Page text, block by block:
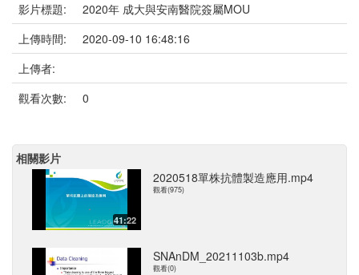
影片標題:
2020年 成大與安南醫院簽屬MOU
上傳時間:
2020-09-10 16:48:16
上傳者:
觀看次數:
0
相關影片
41:22
2020518單株抗體製造應用.mp4
觀看(975)
SNAnDM_20211103b.mp4
觀看(0)